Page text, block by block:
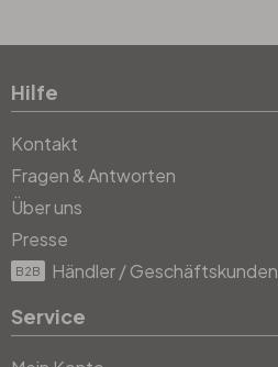
Hilfe
Kontakt
Fragen & Antworten
Über uns
Presse
B2B Händler / Geschäftskunden
Service